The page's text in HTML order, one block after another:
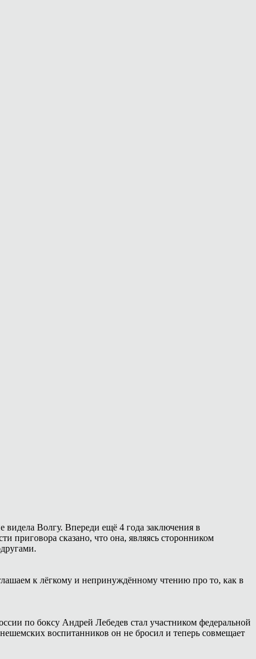
Волгу. Впереди ещё 4 года заключения в
приговора сказано, что она, являясь сторонником
к лёгкому и непринуждённому чтению про то, как в
по боксу Андрей Лебедев стал участником федеральной
воспитанников он не бросил и теперь совмещает